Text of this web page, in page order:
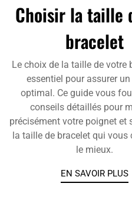
Choisir la taille
bracelet
Le choix de la taille de votre
essentiel pour assurer
optimal. Ce guide vous
conseils détaillés pour
précisément votre poignet et
la taille de bracelet qui vous
le mieux.
EN SAVOIR PLUS